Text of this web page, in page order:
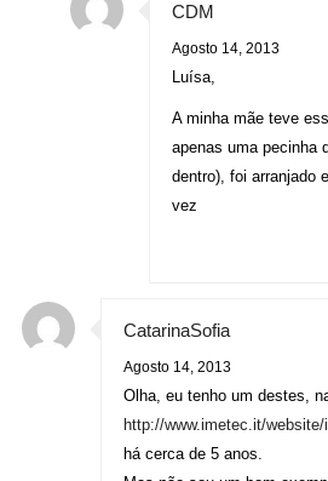
CDM
Agosto 14, 2013
Luísa,
A minha mãe teve
apenas uma pecinha
dentro), foi arranjado
vez
CatarinaSofia
Agosto 14, 2013
Olha, eu tenho um destes,
http://www.imetec.it/
há cerca de 5 anos.